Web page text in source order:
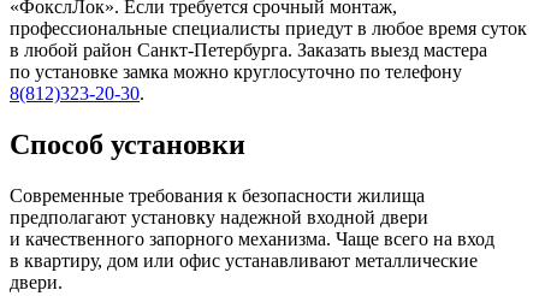
«ФокслЛок». Если требуется срочный монтаж,
профессиональные специалисты приедут в любое время суток
в любой район Санкт-Петербурга. Заказать выезд мастера
по установке замка можно круглосуточно по телефону
8(812)323-20-30.
Способ установки
Современные требования к безопасности жилища
предполагают установку надежной входной двери
и качественного запорного механизма. Чаще всего на вход
в квартиру, дом или офис устанавливают металлические
двери.